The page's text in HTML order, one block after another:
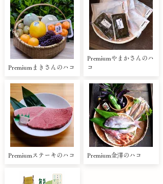
Premiumまきさんのハコ
Premiumステーキのハコ
Premiumやまかさんのハ
コ
Premium金澤のハコ